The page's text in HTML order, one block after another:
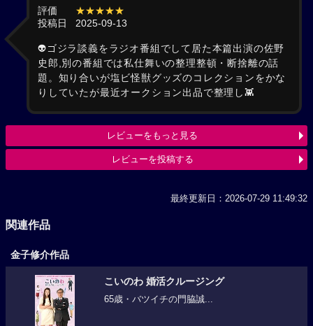
評価
★★★★★
投稿日
2025-09-13
👽ゴジラ談義をラジオ番組でして居た本篇出演の佐野
史郎,別の番組では私仕舞いの整理整頓・断捨離の話
題。知り合いが塩ビ怪獣グッズのコレクションをかな
りしていたが最近オークション出品で整理し👾
レビューをもっと見る
レビューを投稿する
最終更新日：2026-07-29 11:49:32
関連作品
金子修介作品
こいのわ 婚活クルージング
65歳・バツイチの門脇誠...